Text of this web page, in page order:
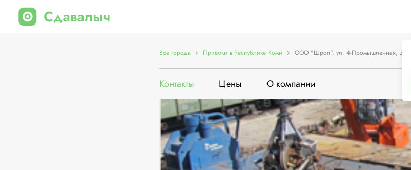
Все города Приёмки в Республике Коми ООО "Шротт", ул. 4-Промышленная, д. 45
Контакты Цены О компании